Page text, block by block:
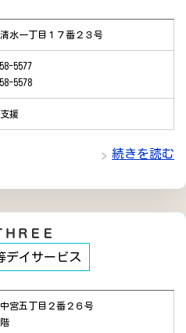
水一丁目１７番２３号
5577
5578
援
続きを読む
ＨＲＥＥ
デイサービス
宮五丁目２番２６号